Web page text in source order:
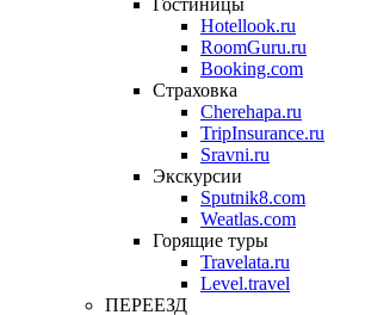
Гостиницы
Hotellook.ru
RoomGuru.ru
Booking.com
Страховка
Cherehapa.ru
TripInsurance.ru
Sravni.ru
Экскурсии
Sputnik8.com
Weatlas.com
Горящие туры
Travelata.ru
Level.travel
ПЕРЕЕЗД